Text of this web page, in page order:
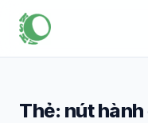
Thẻ: nút